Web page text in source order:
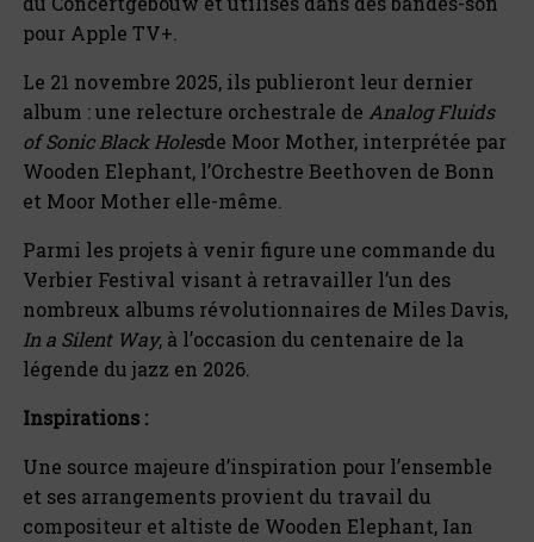
pour Apple TV+.
Le 21 novembre 2025, ils publieront leur dernier
album : une relecture orchestrale de Analog Fluids
of Sonic Black Holesde Moor Mother, interprétée par
Wooden Elephant, l’Orchestre Beethoven de Bonn
et Moor Mother elle-même.
Parmi les projets à venir figure une commande du
Verbier Festival visant à retravailler l’un des
nombreux albums révolutionnaires de Miles Davis,
In a Silent Way, à l’occasion du centenaire de la
légende du jazz en 2026.
Inspirations :
Une source majeure d’inspiration pour l’ensemble
et ses arrangements provient du travail du
compositeur et altiste de Wooden Elephant, Ian